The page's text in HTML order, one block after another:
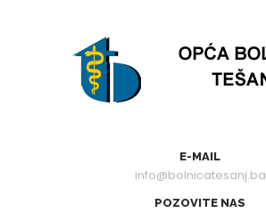
E-MAIL
info@bolnicatesanj.ba
POZOVITE NAS